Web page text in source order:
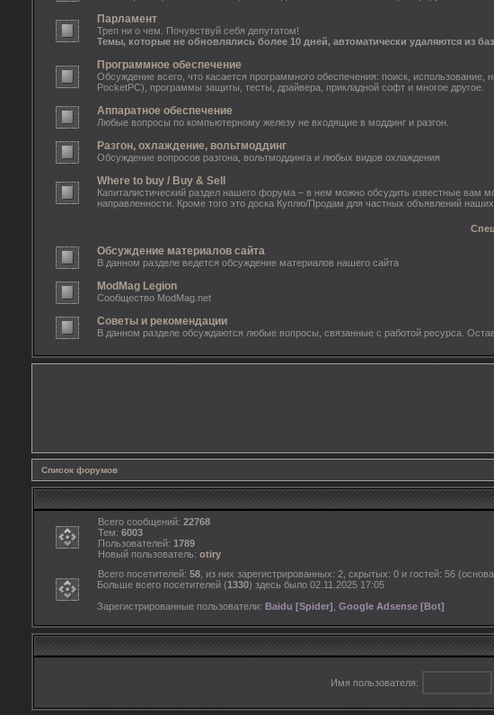
Парламент
Треп ни о чем. Почувствуй себя депутатом!
Темы, которые не обновлялись более 10 дней, автоматически удаляются из
Программное обеспечение
Обсуждение всего, что касается программного обеспечения: поиск,
PocketPC), программы защиты, тесты, драйвера, прикладной софт и многое другое.
Аппаратное обеспечение
Любые вопросы по компьютерному железу не входящие в моддинг и разгон.
Разгон, охлаждение, вольтмоддинг
Обсуждение вопросов разгона, вольтмоддинга и любых видов охлаждения
Where to buy / Buy & Sell
Капиталистический раздел нашего форума – в нем можно обсудить известные вам
направленности. Кроме того это доска Куплю/Продам для частных объявлений наших
Спец
Обсуждение материалов сайта
В данном разделе ведется обсуждение материалов нашего сайта
ModMag Legion
Сообщество ModMag.net
Советы и рекомендации
В данном разделе обсуждаются любые вопросы, связанные с работой ресурса.
Список форумов
Всего сообщений: 22768
Тем: 6003
Пользователей: 1789
Новый пользователь: otiry
Всего посетителей: 58 , из них зарегистрированных: 2, скрытых: 0 и гостей: 56
Больше всего посетителей (1330) здесь было 02.11.2025 17:05
Зарегистрированные пользователи: Baidu [Spider] Google Adsense [Bot]
Имя пользователя: